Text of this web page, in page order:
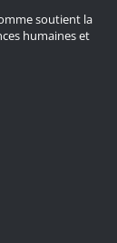
soutient la
humaines et